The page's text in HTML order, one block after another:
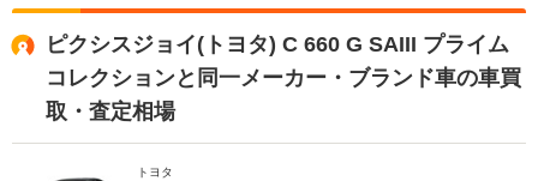
ピクシスジョイ(トヨタ) C 660 G SAIII プライム
コレクションと同一メーカー・ブランド車の車買
取・査定相場
トヨタ